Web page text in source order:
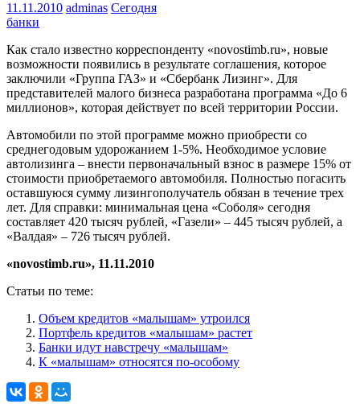
11.11.2010 adminas Сегодня
банки
Как стало известно корреспонденту «novostimb.ru», новые
возможности появились в результате соглашения, которое
заключили «Группа ГАЗ» и «Сбербанк Лизинг». Для
представителей малого бизнеса разработана программа «До 6
миллионов», которая действует по всей территории России.
Автомобили по этой программе можно приобрести со
среднегодовым удорожанием 1-5%. Необходимое условие
автолизинга – внести первоначальный взнос в размере 15% от
стоимости приобретаемого автомобиля. Полностью погасить
оставшуюся сумму лизингополучатель обязан в течение трех
лет. Для справки: минимальная цена «Соболя» сегодня
составляет 420 тысяч рублей, «Газели» – 445 тысяч рублей, а
«Валдая» – 726 тысяч рублей.
«novostimb.ru», 11.11.2010
Статьи по теме:
Объем кредитов «малышам» утроился
Портфель кредитов «малышам» растет
Банки идут навстречу «малышам»
К «малышам» относятся по-особому